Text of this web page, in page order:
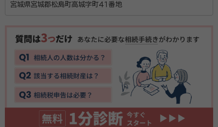
です。 フットワーク軽く、宮城県内、宮城県に近接する市
町村，どこへでもお客さまの下に参ります。 初回相談は
無料です。お客さまがお知りになりたいことについて，
納得いただけるまで説明いたします。 冬にはウインター
イルミネーションを行って近所の方に楽しんでいただい
ています。
資格等：特定行政書士，海事代理士
所属団体：
宮城県宮城郡松島町高城字町４１番地